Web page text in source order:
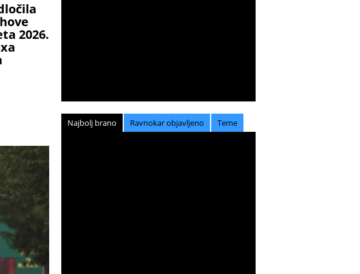
2026.
Najbolj brano Ravnokar objavljeno Teme